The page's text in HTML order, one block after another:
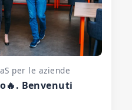
per le aziende
Benvenuti